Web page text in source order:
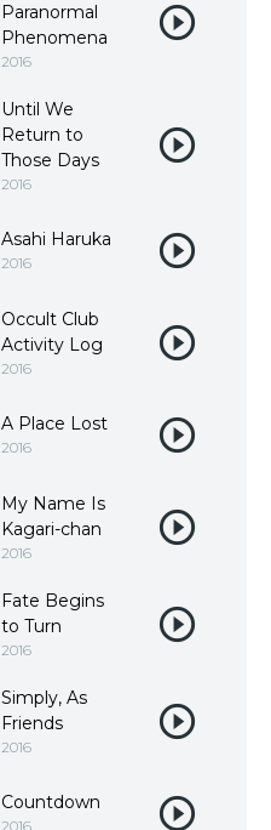
Paranormal
Phenomena
2016
Until We
Return to
Those Days
2016
Asahi Haruka
2016
Occult Club
Activity Log
2016
A Place Lost
2016
My Name Is
Kagari-chan
2016
Fate Begins
to Turn
2016
Simply, As
Friends
2016
Countdown
2016